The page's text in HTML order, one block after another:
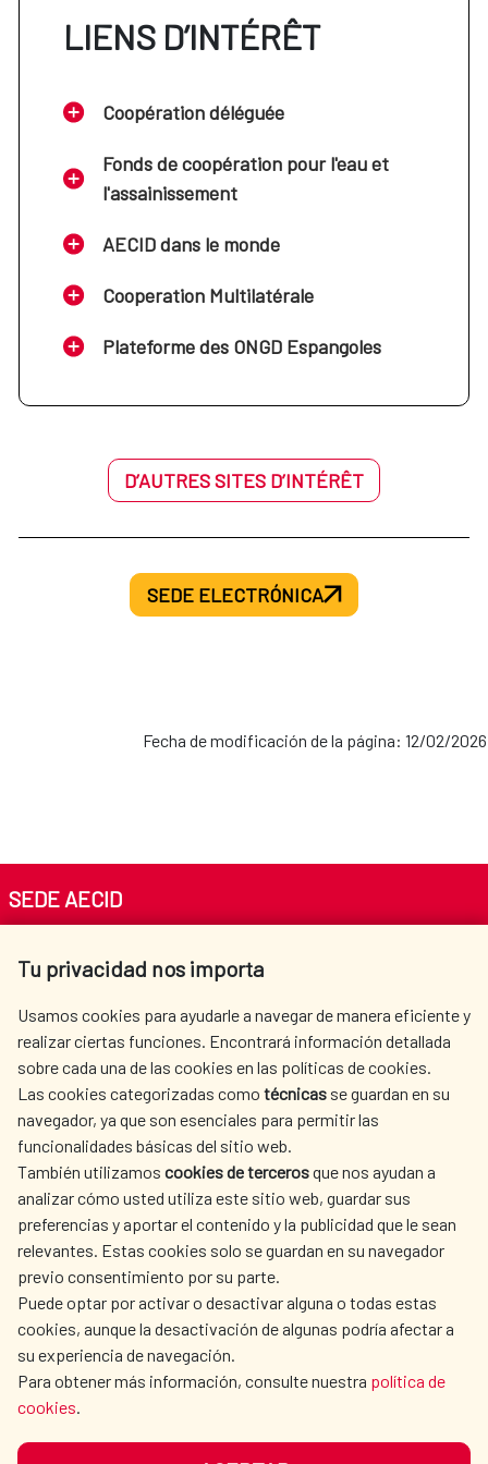
LIENS D’INTÉRÊT
Coopération déléguée
Fonds de coopération pour l'eau et
l'assainissement
AECID dans le monde
Cooperation Multilatérale
Plateforme des ONGD Espangoles
D’AUTRES SITES D’INTÉRÊT
SEDE ELECTRÓNICA
Fecha de modificación de la página: 12/02/2026
Tu privacidad nos importa
Usamos cookies para ayudarle a navegar de manera eficiente y
realizar ciertas funciones. Encontrará información detallada
sobre cada una de las cookies en las políticas de cookies.
Las cookies categorizadas como técnicas se guardan en su
navegador, ya que son esenciales para permitir las
funcionalidades básicas del sitio web.
También utilizamos cookies de tercerosque nos ayudan a
analizar cómo usted utiliza este sitio web, guardar sus
preferencias y aportar el contenido y la publicidad que le sean
relevantes. Estas cookies solo se guardan en su navegador
previo consentimiento por su parte.
Puede optar por activar o desactivar alguna o todas estas
cookies, aunque la desactivación de algunas podría afectar a
su experiencia de navegación.
Para obtener más información, consulte nuestra política de
cookies.
SEDE AECID
Tel. +34 900 20 30 54​​​​​​​
AECID
OÙ NOUS COOPÉRONS
L'ACTION HUMANITAIRE
ESPAGNOLE
SALLE DE PRESSE
CULTURE ET SCIENCE BIBLIOTHÈQUE
NOS RÉSEAUX SOCIAUX